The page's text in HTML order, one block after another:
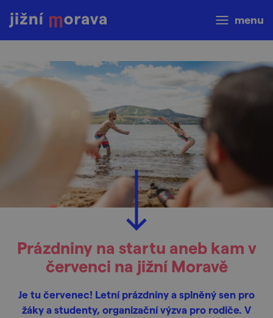
menu
Prázdniny na startu aneb kam v
červenci na jižní Moravě
Je tu červenec! Letní prázdniny a splněný sen pro
žáky a studenty, organizační výzva pro rodiče. V